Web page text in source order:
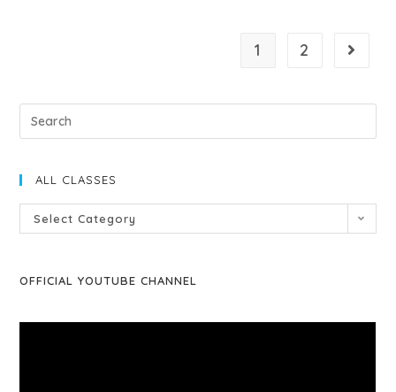
1 2
ALL CLASSES
Select Category
OFFICIAL YOUTUBE CHANNEL